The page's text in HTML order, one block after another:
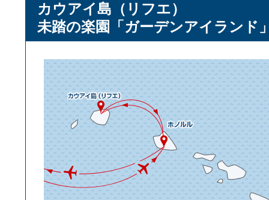
カウアイ島（リフエ）
未踏の楽園「ガーデンアイランド